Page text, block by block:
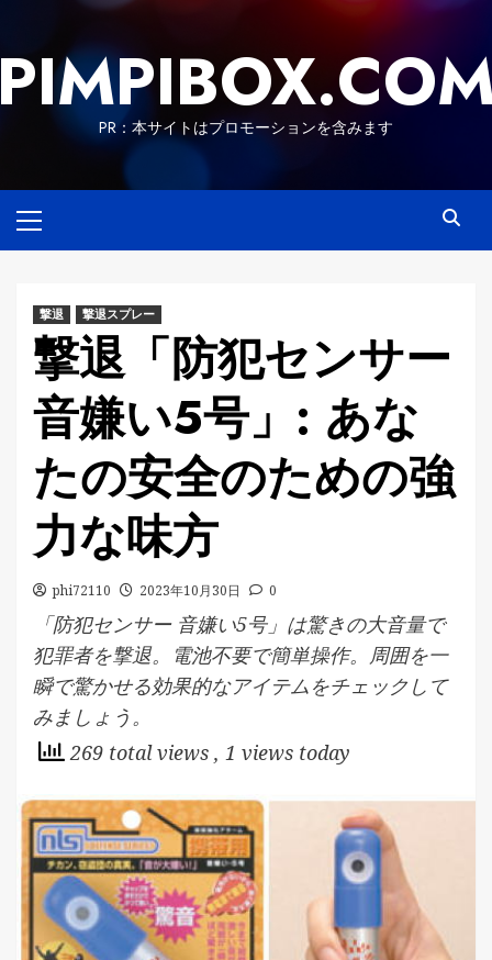
content
PR：本サイトはプロモーションを含みます
Menu
撃退 撃退スプレー
撃退「防犯センサー
音嫌い5号」: あな
たの安全のための強
力な味方
phi72110 2023年10月30日 0
「防犯センサー 音嫌い5号」は驚きの大音量で
犯罪者を撃退。電池不要で簡単操作。周囲を一
瞬で驚かせる効果的なアイテムをチェックして
みましょう。
269 total views , 1 views today